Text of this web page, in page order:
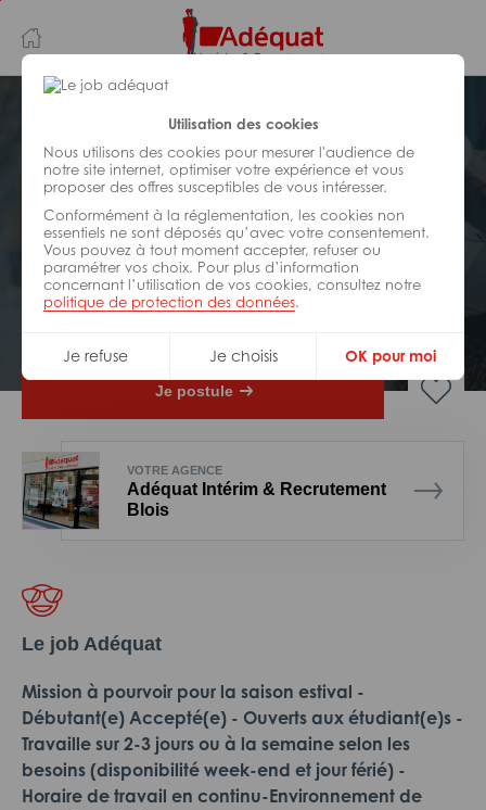
Utilisation des cookies
Nous utilisons des cookies pour mesurer l'audience de
notre site internet, optimiser votre expérience et vous
proposer des offres susceptibles de vous intéresser.
Conformément à la réglementation, les cookies non
essentiels ne sont déposés qu’avec votre consentement.
Vous pouvez à tout moment accepter, refuser ou
paramétrer vos choix. Pour plus d’information
concernant l’utilisation de vos cookies, consultez notre
politique de protection des données.
Je refuse Je choisis OK pour moi
au
contenu
principal
navigation
HÔTELLERIE/RESTAURATION/SPORT/
LOISIRS
Réf : Z36-323043
Equipier en salle H/F
Intérim Saisonnier Saint-Aignan
Je postule
VOTRE AGENCE
Adéquat Intérim & Recrutement
Blois
Le job Adéquat
Mission à pourvoir pour la saison estival -
Débutant(e) Accepté(e) - Ouverts aux étudiant(e)s -
Travaille sur 2-3 jours ou à la semaine selon les
besoins (disponibilité week-end et jour férié) -
Horaire de travail en continu-Environnement de